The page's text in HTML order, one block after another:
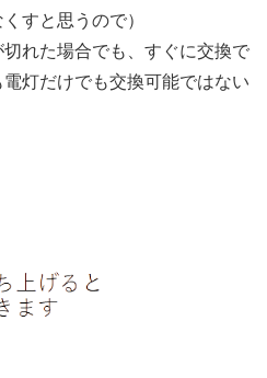
すと思うので）
れた場合でも、すぐに交換で
灯だけでも交換可能ではない